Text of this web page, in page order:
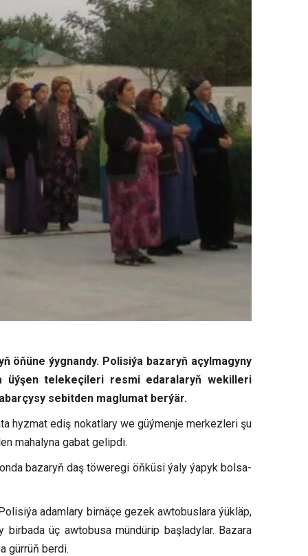
öňüne ýygnandy. Polisiýa bazaryň açylmagyny
üýşen telekeçileri resmi edaralaryň wekilleri
sebitden maglumat berýär.
hyzmat ediş nokatlary we güýmenje merkezleri şu
mahalyna gabat gelipdi.
bazaryň daş töweregi öňküsi ýaly ýapyk bolsa-
adamlary birnäçe gezek awtobuslara ýükläp,
üç awtobusa mündürip başladylar. Bazara
gürrüň berdi.